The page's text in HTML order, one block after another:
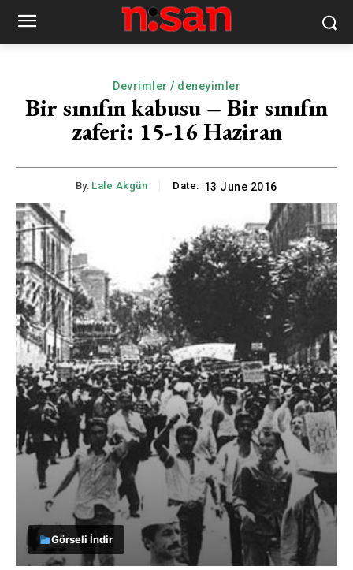
Devrimler / deneyimler
Bir sınıfın kabusu – Bir sınıfın
zaferi: 15-16 Haziran
By: Lale Akgün Date: 13 June 2016
Görseli İndir